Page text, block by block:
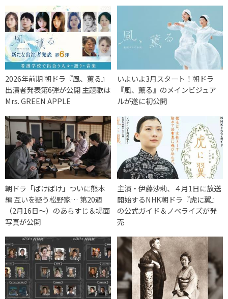
2026年前期 朝ドラ『風、薫る』
出演者発表第6弾が公開 主題歌は
Mrs. GREEN APPLE
いよいよ3月スタート！朝ドラ
『風、薫る』のメインビジュア
ルが遂に初公開
朝ドラ「ばけばけ」ついに熊本
編 互いを疑う松野家… 第20週
（2月16日〜）のあらすじ＆場面
写真が公開
主演・伊藤沙莉、４月1日に放送
開始するNHK朝ドラ『虎に翼』
の公式ガイド＆ノベライズが発
売